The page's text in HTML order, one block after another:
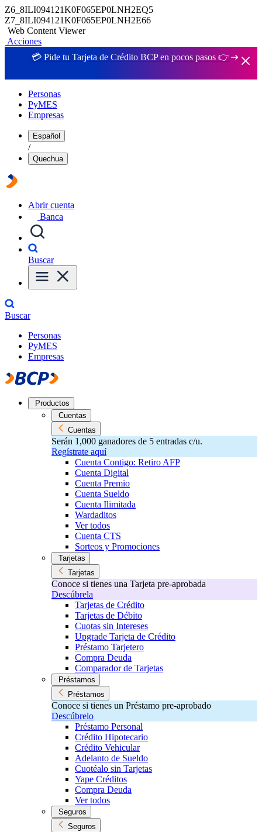
Z6_8ILI094121K0F065EP0LNH2EQ5
Z7_8ILI094121K0F065EP0LNH2E66
Web Content Viewer
Acciones
💳 Pide tu Tarjeta de Crédito BCP en pocos pasos 👉
Personas
PyMES
Empresas
Español
/
Quechua
Abrir cuenta
Banca
Buscar
Buscar
Personas
PyMES
Empresas
Productos
Cuentas
Cuentas
Serán 1,000 ganadores de 5 entradas c/u.
Regístrate aquí
Cuenta Contigo: Retiro AFP
Cuenta Digital
Cuenta Premio
Cuenta Sueldo
Cuenta Ilimitada
Wardaditos
Ver todos
Cuenta CTS
Sorteos y Promociones
Tarjetas
Tarjetas
Conoce si tienes una Tarjeta pre-aprobada
Descúbrela
Tarjetas de Crédito
Tarjetas de Débito
Cuotas sin Intereses
Upgrade Tarjeta de Crédito
Préstamo Tarjetero
Compra Deuda
Comparador de Tarjetas
Préstamos
Préstamos
Conoce si tienes un Préstamo pre-aprobado
Descúbrelo
Préstamo Personal
Crédito Hipotecario
Crédito Vehicular
Adelanto de Sueldo
Cuotéalo sin Tarjetas
Yape Créditos
Compra Deuda
Ver todos
Seguros
Seguros